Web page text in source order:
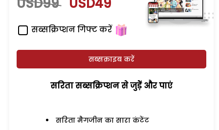
USD99 USD49
सब्सक्रिप्शन गिफ्ट करें
सब्सक्राइब करें
सरिता सब्सक्रिप्शन से जुड़ेें और पाएं
सरिता मैगजीन का सारा कंटेंट